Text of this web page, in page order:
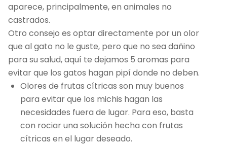
aparece, principalmente, en animales no
castrados.
Otro consejo es optar directamente por un olor
que al gato no le guste, pero que no sea dañino
para su salud, aquí te dejamos 5 aromas para
evitar que los gatos hagan pipí donde no deben.
Olores de frutas cítricas son muy buenos
para evitar que los michis hagan las
necesidades fuera de lugar. Para eso, basta
con rociar una solución hecha con frutas
cítricas en el lugar deseado.